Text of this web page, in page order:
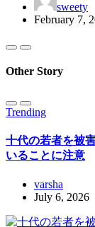
sweety
February 7,
Other Story
Trending
十代の若者を被
いることに注意
varsha
July 6, 2026